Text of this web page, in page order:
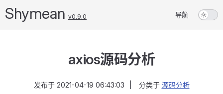
Shymean v0.9.0 导航
axios源码分析
发布于 2021-04-19 06:43:03 分类于 源码分析